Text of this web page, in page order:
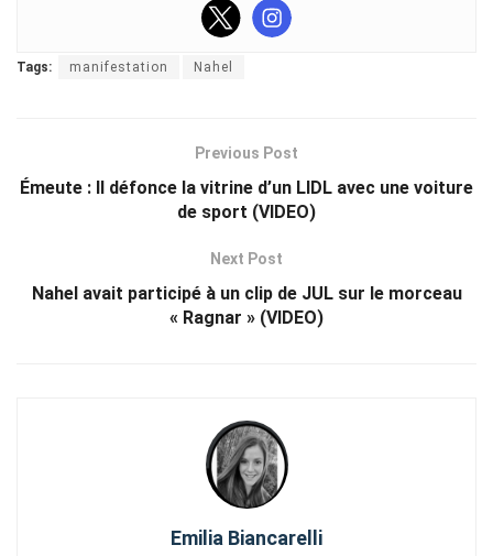
Tags: manifestation Nahel
Previous Post
Émeute : Il défonce la vitrine d’un LIDL avec une voiture
de sport (VIDEO)
Next Post
Nahel avait participé à un clip de JUL sur le morceau
« Ragnar » (VIDEO)
Emilia Biancarelli